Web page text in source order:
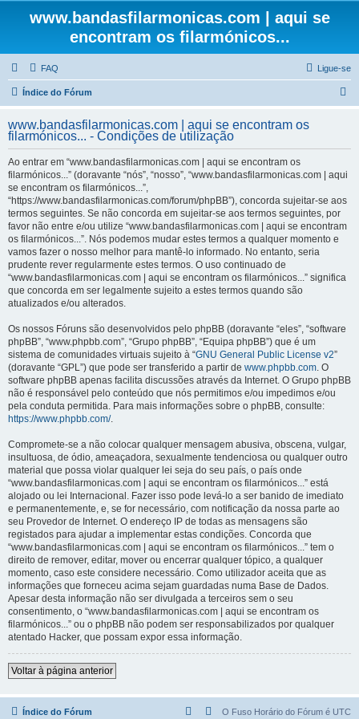
www.bandasfilarmonicas.com | aqui se
encontram os filarmónicos...
FAQ Ligue-se
Índice do Fórum
q
www.bandasfilarmonicas.com | aqui se encontram os
filarmónicos... - Condições de utilização
Ao entrar em “www.bandasfilarmonicas.com | aqui se encontram os
filarmónicos...” (doravante “nós”, “nosso”, “www.bandasfilarmonicas.com | aqui
se encontram os filarmónicos...”,
“https://www.bandasfilarmonicas.com/forum/phpBB”), concorda sujeitar-se aos
termos seguintes. Se não concorda em sujeitar-se aos termos seguintes, por
favor não entre e/ou utilize “www.bandasfilarmonicas.com | aqui se encontram
os filarmónicos...”. Nós podemos mudar estes termos a qualquer momento e
vamos fazer o nosso melhor para mantê-lo informado. No entanto, seria
prudente rever regularmente estes termos. O uso continuado de
“www.bandasfilarmonicas.com | aqui se encontram os filarmónicos...” significa
que concorda em ser legalmente sujeito a estes termos quando são
atualizados e/ou alterados.
Os nossos Fóruns são desenvolvidos pelo phpBB (doravante “eles”, “software
phpBB”, “www.phpbb.com”, “Grupo phpBB”, “Equipa phpBB”) que é um
sistema de comunidades virtuais sujeito à “GNU General Public License v2”
(doravante “GPL”) que pode ser transferido a partir de www.phpbb.com. O
software phpBB apenas facilita discussões através da Internet. O Grupo phpBB
não é responsável pelo conteúdo que nós permitimos e/ou impedimos e/ou
pela conduta permitida. Para mais informações sobre o phpBB, consulte:
https://www.phpbb.com/.
Compromete-se a não colocar qualquer mensagem abusiva, obscena, vulgar,
insultuosa, de ódio, ameaçadora, sexualmente tendenciosa ou qualquer outro
material que possa violar qualquer lei seja do seu país, o país onde
“www.bandasfilarmonicas.com | aqui se encontram os filarmónicos...” está
alojado ou lei Internacional. Fazer isso pode levá-lo a ser banido de imediato
e permanentemente, e, se for necessário, com notificação da nossa parte ao
seu Provedor de Internet. O endereço IP de todas as mensagens são
registados para ajudar a implementar estas condições. Concorda que
“www.bandasfilarmonicas.com | aqui se encontram os filarmónicos...” tem o
direito de remover, editar, mover ou encerrar qualquer tópico, a qualquer
momento, caso este considere necessário. Como utilizador aceita que as
informações que forneceu acima sejam guardadas numa Base de Dados.
Apesar desta informação não ser divulgada a terceiros sem o seu
consentimento, o “www.bandasfilarmonicas.com | aqui se encontram os
filarmónicos...” ou o phpBB não podem ser responsabilizados por qualquer
atentado Hacker, que possam expor essa informação.
Voltar à página anterior
Índice do Fórum O Fuso Horário do Fórum é UTC